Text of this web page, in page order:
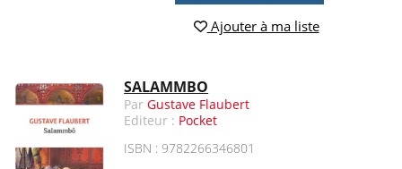
Ajouter à ma liste
SALAMMBO
ParGustave Flaubert
Editeur : Pocket
ISBN : 9782266346801